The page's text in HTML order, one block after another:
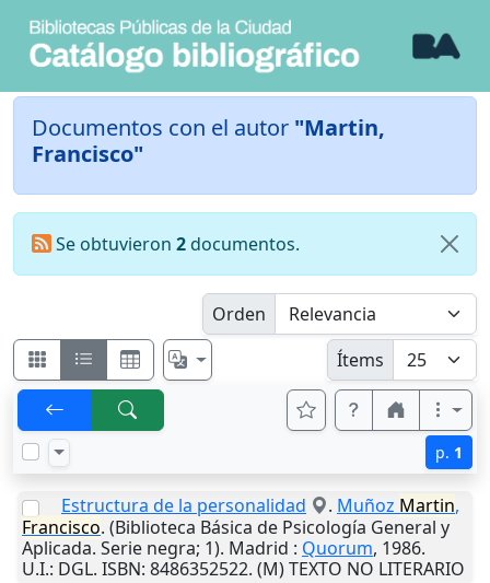
Documentos con el autor "Martin,
Francisco"
Se obtuvieron 2documentos.
Orden
Ítems
p. 1
Estructura de la personalidad . Muñoz Martin,
Francisco. (Biblioteca Básica de Psicología General y
Aplicada. Serie negra; 1). Madrid : Quorum, 1986.
U.I.: DGL. ISBN: 8486352522. (M) TEXTO NO LITERARIO